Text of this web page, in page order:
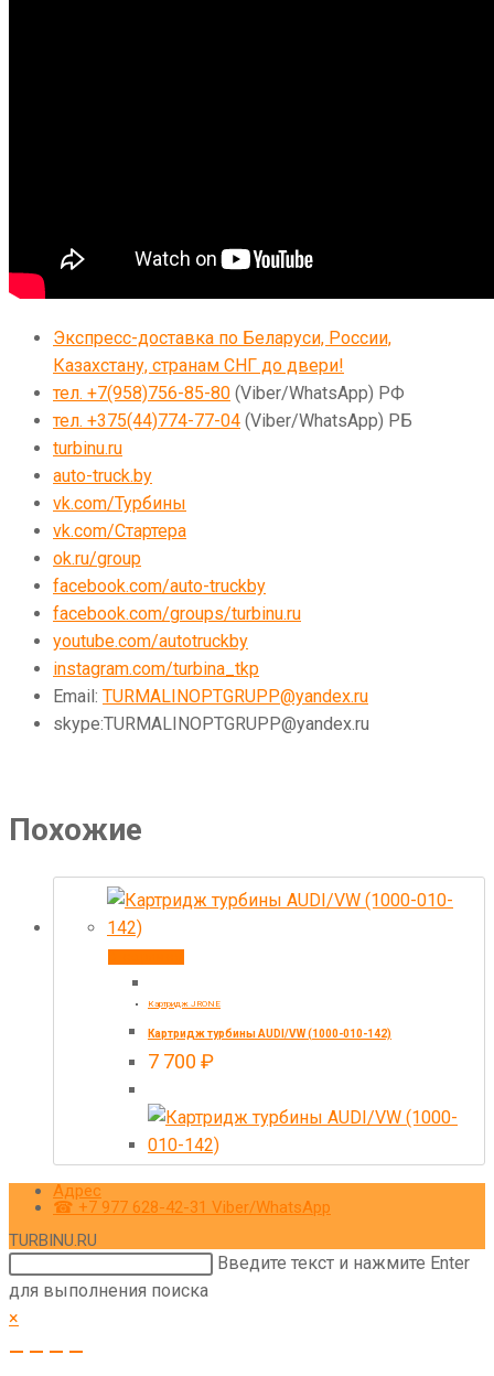
Экспресс-доставка по Беларуси, России,
Казахстану, странам СНГ до двери!
тел. +7(958)756-85-80 (Viber/WhatsApp) РФ
тел. +375(44)774-77-04 (Viber/WhatsApp) РБ
turbinu.ru
auto-truck.by
vk.com/Турбины
vk.com/Стартера
ok.ru/group
facebook.com/auto-truckby
facebook.com/groups/turbinu.ru
youtube.com/autotruckby
instagram.com/turbina_tkp
Email: TURMALINOPTGRUPP@yandex.ru
skype:TURMALINOPTGRUPP@yandex.ru
Похожие
Картридж JRONE
Картридж турбины AUDI/VW (1000-010-142)
7 700 ₽
Адрес
☎ +7 977 628-42-31 Viber/WhatsApp
TURBINU.RU
Поиск
на
сайте
Введите текст и нажмите Enter
для выполнения поиска
×